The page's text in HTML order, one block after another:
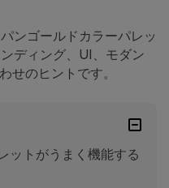
ンゴールドカラーパレッ
ディング、UI、モダン
せのヒントです。
ットがうまく機能する